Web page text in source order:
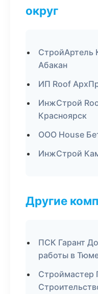
округ
СтройАртель
Абакан
ИП Roof
ИнжСтрой
Красноярск
ООО House
ИнжСтрой
Другие
ПСК Гарант
работы в
Строймастер